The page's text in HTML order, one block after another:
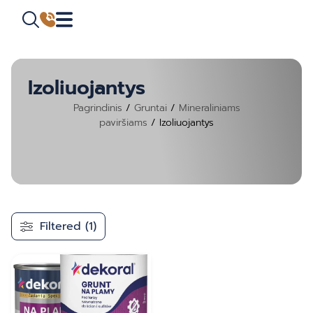
Izoliuojantys
Pagrindinis / Gruntai/ Mineraliniams
paviršiams / Izoliuojantys
Filtered (1)